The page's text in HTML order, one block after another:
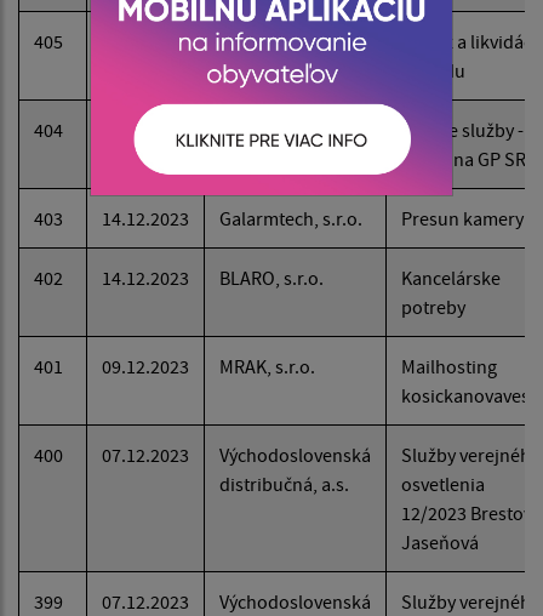
405 19.12.2023
H&V INVESTMENT,
s.r.o.
Odvoz a
odpadu
404 19.12.2023
Mestská časť
Právne služby -
Návrh na GP SR
403 14.12.2023 Galarmtech, s.r.o. Presun kamery
402 14.12.2023 BLARO, s.r.o.
Kancelárske
potreby
401 09.12.2023 MRAK, s.r.o.
Mailhosting
400 07.12.2023
Východoslovenská
distribučná, a.s.
Služby verejného
osvetlenia
12/2023
Jaseňová
399 07.12.2023
Východoslovenská
Služby verejného